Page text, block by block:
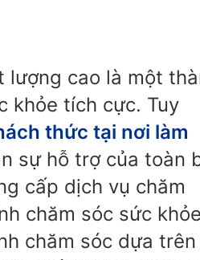
lượng cao là một
khỏe tích cực. Tuy
thức tại nơi làm
sự hỗ trợ của toàn
cấp dịch vụ chăm
chăm sóc sức khỏe
chăm sóc dựa trên